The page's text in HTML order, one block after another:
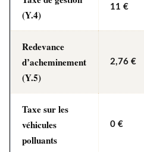
(Y.4)
11 €
Redevance
d’acheminement
(Y.5)
2,76 €
Taxe sur les
véhicules
polluants
0 €